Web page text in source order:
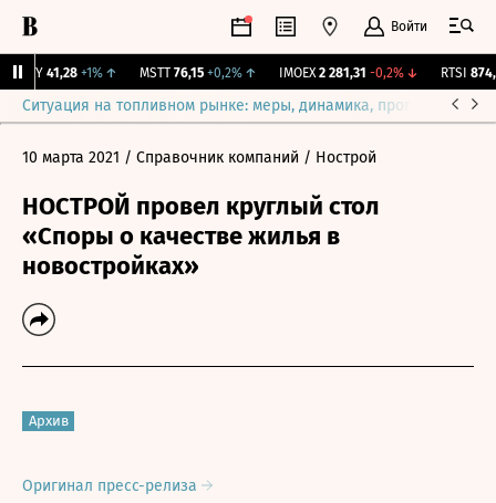
Войти
41,28 +1% ↑ MSTT 76,15 +0,2%↑ IMOEX 2 281,31 -0,2%↓ RTSI
Ситуация на топливном рынке: меры, динамика, прогнозы
10 марта 2021 / Справочник компаний / Нострой
НОСТРОЙ провел круглый стол
«Споры о качестве жилья в
новостройках»
Архив
Оригинал пресс-релиза